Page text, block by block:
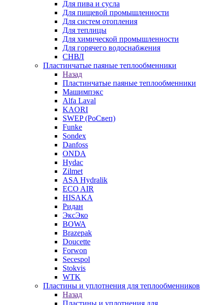
Для пива и сусла
Для пищевой промышленности
Для систем отопления
Для теплицы
Для химической промышленности
Для горячего водоснабжения
СНВЛ
Пластинчатые паяные теплообменники
Назад
Пластинчатые паяные теплообменники
Машимпэкс
Alfa Laval
KAORI
SWEP (РоСвеп)
Funke
Sondex
Danfoss
ONDA
Hydac
Zilmet
ASA Hydralik
ECO AIR
HISAKA
Ридан
ЭксЭко
BOWA
Brazepak
Doucette
Forwon
Secespol
Stokvis
WTK
Пластины и уплотнения для теплообменников
Назад
Пластины и уплотнения для